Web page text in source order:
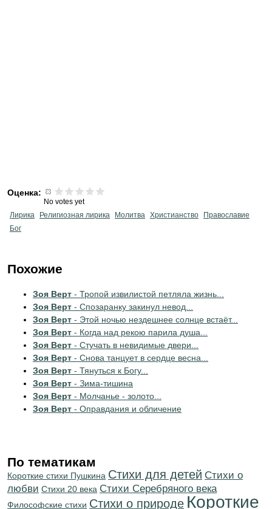
Оценка:
No votes yet
Лирика
Религиозная лирика Молитва Христианство
Православие
Бог
Похожие
Зоя Верт - Тропой извилистой петляла жизнь...
Зоя Верт - Спозаранку закинул невод...
Зоя Верт - Этой ночью нездешнее солнце встаёт...
Зоя Верт - Когда над рекою парила душа...
Зоя Верт - Стучать в невидимые двери...
Зоя Верт - Снова танцует в сердце весна...
Зоя Верт - Тянуться к Богу...
Зоя Верт - Зима-тишина
Зоя Верт - Молчанье - золото...
Зоя Верт - Оправдания и обличение
По тематикам
Короткие стихи Пушкина Стихи для детей Стихи о
любви Стихи 20 века Cтихи Серебряного века
Философские стихи Стихи о природе Короткие